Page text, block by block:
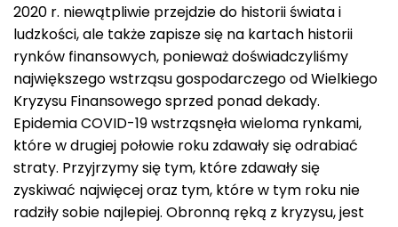
2020 r. niewątpliwie przejdzie do historii świata i
ludzkości, ale także zapisze się na kartach historii
rynków finansowych, ponieważ doświadczyliśmy
największego wstrząsu gospodarczego od Wielkiego
Kryzysu Finansowego sprzed ponad dekady.
Epidemia COVID-19 wstrząsnęła wieloma rynkami,
które w drugiej połowie roku zdawały się odrabiać
straty. Przyjrzymy się tym, które zdawały się
zyskiwać najwięcej oraz tym, które w tym roku nie
radziły sobie najlepiej. Obronną ręką z kryzysu, jest